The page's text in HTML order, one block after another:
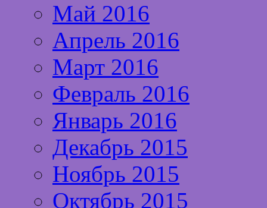
Май 2016
Апрель 2016
Март 2016
Февраль 2016
Январь 2016
Декабрь 2015
Ноябрь 2015
Октябрь 2015